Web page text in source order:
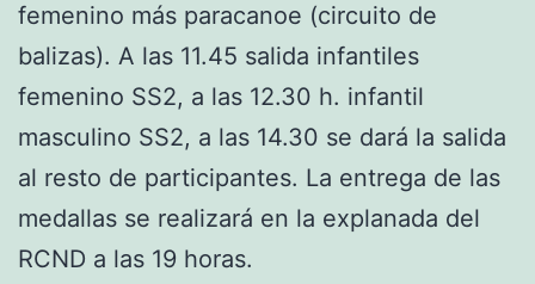
femenino más paracanoe (circuito de
balizas). A las 11.45 salida infantiles
femenino SS2, a las 12.30 h. infantil
masculino SS2, a las 14.30 se dará la salida
al resto de participantes. La entrega de las
medallas se realizará en la explanada del
RCND a las 19 horas.